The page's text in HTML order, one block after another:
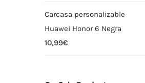
Carcasa personalizable
Huawei Honor 6 Negra
10,99€